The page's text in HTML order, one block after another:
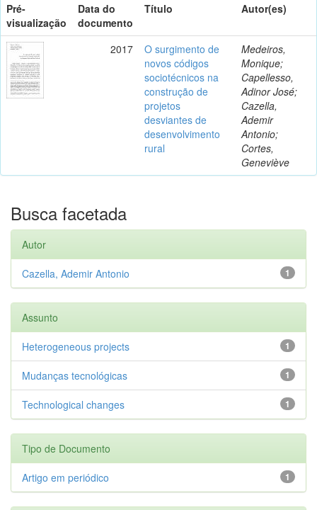
Pré-
visualização
Data do
documento
Título Autor(es)
2017
O surgimento de
novos códigos
sociotécnicos na
construção de
projetos
desviantes de
desenvolvimento
rural
Medeiros,
Monique;
Capellesso,
Adinor José;
Cazella,
Ademir
Antonio;
Cortes,
Geneviève
Busca facetada
Autor
1
Cazella, Ademir Antonio
Assunto
1
Heterogeneous projects
1
Mudanças tecnológicas
1
Technological changes
Tipo de Documento
1
Artigo em periódico